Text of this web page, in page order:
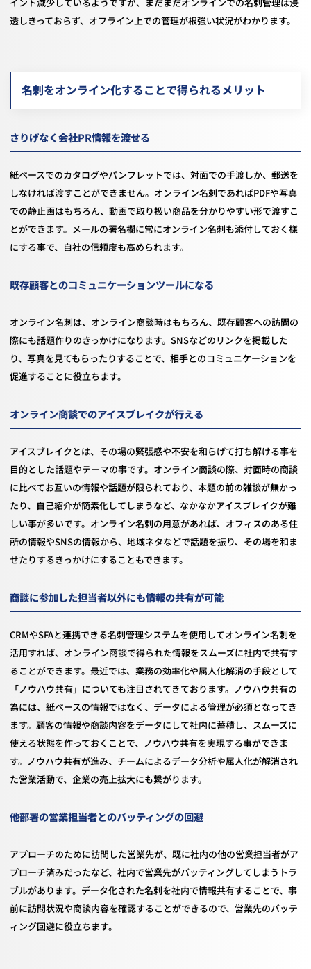
透しきっておらず、オフライン上での管理が根強い状況がわかります。
名刺をオンライン化することで得られるメリット
さりげなく会社PR情報を渡せる
紙ベースでのカタログやパンフレットでは、対面での手渡しか、郵送を
しなければ渡すことができません。オンライン名刺であればPDFや写真
での静止画はもちろん、動画で取り扱い商品を分かりやすい形で渡すこ
とができます。メールの署名欄に常にオンライン名刺も添付しておく様
にする事で、自社の信頼度も高められます。
既存顧客とのコミュニケーションツールになる
オンライン名刺は、オンライン商談時はもちろん、既存顧客への訪問の
際にも話題作りのきっかけになります。SNSなどのリンクを掲載した
り、写真を見てもらったりすることで、相手とのコミュニケーションを
促進することに役立ちます。
オンライン商談でのアイスブレイクが行える
アイスブレイクとは、その場の緊張感や不安を和らげて打ち解ける事を
目的とした話題やテーマの事です。オンライン商談の際、対面時の商談
に比べてお互いの情報や話題が限られており、本題の前の雑談が無かっ
たり、自己紹介が簡素化してしまうなど、なかなかアイスブレイクが難
しい事が多いです。オンライン名刺の用意があれば、オフィスのある住
所の情報やSNSの情報から、地域ネタなどで話題を振り、その場を和ま
せたりするきっかけにすることもできます。
商談に参加した担当者以外にも情報の共有が可能
CRMやSFAと連携できる名刺管理システムを使用してオンライン名刺を
活用すれば、オンライン商談で得られた情報をスムーズに社内で共有す
ることができます。最近では、業務の効率化や属人化解消の手段として
「ノウハウ共有」についても注目されてきております。ノウハウ共有の
為には、紙ベースの情報ではなく、データによる管理が必須となってき
ます。顧客の情報や商談内容をデータにして社内に蓄積し、スムーズに
使える状態を作っておくことで、ノウハウ共有を実現する事ができま
す。ノウハウ共有が進み、チームによるデータ分析や属人化が解消され
た営業活動で、企業の売上拡大にも繋がります。
他部署の営業担当者とのバッティングの回避
アプローチのために訪問した営業先が、既に社内の他の営業担当者がア
プローチ済みだったなど、社内で営業先がバッティングしてしまうトラ
ブルがあります。データ化された名刺を社内で情報共有することで、事
前に訪問状況や商談内容を確認することができるので、営業先のバッテ
ィング回避に役立ちます。